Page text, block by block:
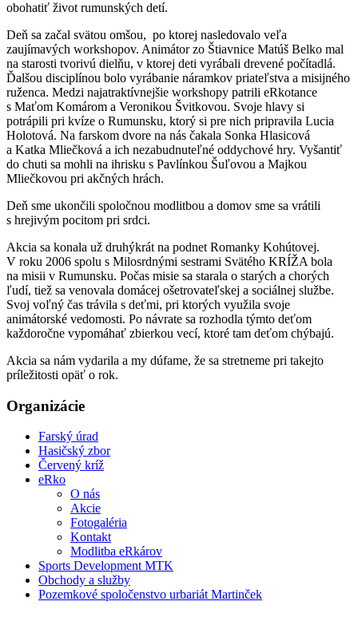
obohatiť život rumunských detí.
Deň sa začal svätou omšou, po ktorej nasledovalo veľa
zaujímavých workshopov. Animátor zo Štiavnice Matúš Belko mal
na starosti tvorivú dielňu, v ktorej deti vyrábali drevené počítadlá.
Ďalšou disciplínou bolo vyrábanie náramkov priateľstva a misijného
ruženca. Medzi najatraktívnejšie workshopy patrili eRkotance
s Maťom Komárom a Veronikou Švitkovou. Svoje hlavy si
potrápili pri kvíze o Rumunsku, ktorý si pre nich pripravila Lucia
Holotová. Na farskom dvore na nás čakala Sonka Hlasicová
a Katka Mliečková a ich nezabudnuteľné oddychové hry. Vyšantiť
do chuti sa mohli na ihrisku s Pavlínkou Šuľovou a Majkou
Mliečkovou pri akčných hrách.
Deň sme ukončili spoločnou modlitbou a domov sme sa vrátili
s hrejivým pocitom pri srdci.
Akcia sa konala už druhýkrát na podnet Romanky Kohútovej.
V roku 2006 spolu s Milosrdnými sestrami Svätého KRÍŽA bola
na misii v Rumunsku. Počas misie sa starala o starých a chorých
ľudí, tiež sa venovala domácej ošetrovateľskej a sociálnej službe.
Svoj voľný čas trávila s deťmi, pri ktorých využila svoje
animátorské vedomosti. Po návrate sa rozhodla týmto deťom
každoročne vypomáhať zbierkou vecí, ktoré tam deťom chýbajú.
Akcia sa nám vydarila a my dúfame, že sa stretneme pri takejto
príležitosti opäť o rok.
Organizácie
Farský úrad
Hasičský zbor
Červený kríž
eRko
O nás
Akcie
Fotogaléria
Kontakt
Modlitba eRkárov
Sports Development MTK
Obchody a služby
Pozemkové spoločenstvo urbariát Martinček